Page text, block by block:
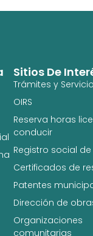
Sitios De
Trámites y
OIRS
Reserva horas
conducir
Registro social
Certificados de
Patentes
Dirección de
Organizaciones
comunitarias